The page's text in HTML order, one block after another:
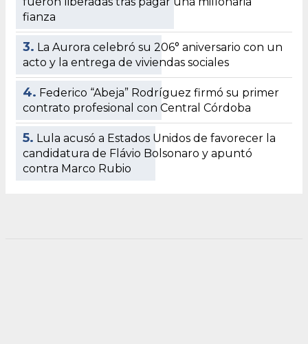
fianza
3. La Aurora celebró su 206° aniversario con un
acto y la entrega de viviendas sociales
4. Federico “Abeja” Rodríguez firmó su primer
contrato profesional con Central Córdoba
5. Lula acusó a Estados Unidos de favorecer la
candidatura de Flávio Bolsonaro y apuntó
contra Marco Rubio